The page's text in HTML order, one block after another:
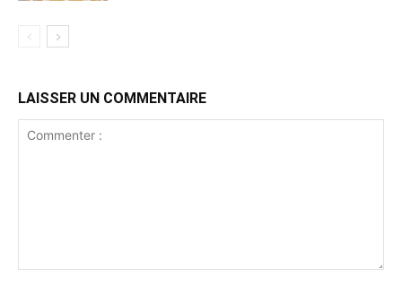
LAISSER UN COMMENTAIRE